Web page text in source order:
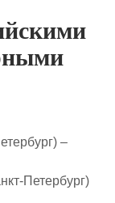
–
Петербург)